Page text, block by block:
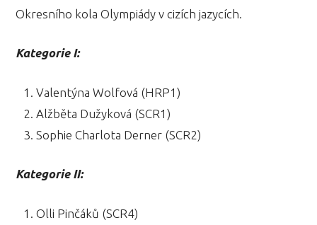
Okresního kola Olympiády v cizích jazycích.
Kategorie I:
Valentýna Wolfová (HRP1)
Alžběta Dužyková (SCR1)
Sophie Charlota Derner (SCR2)
Kategorie II:
Olli Pinčáků (SCR4)